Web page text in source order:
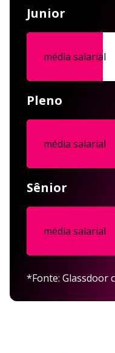
Junior
média salarial
Pleno
média salarial
Sênior
média salarial
*Fonte: Glassdoor